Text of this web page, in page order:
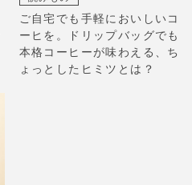
ご自宅でも手軽においしいコ
ーヒを。ドリップバッグでも
本格コーヒーが味わえる、ち
ょっとしたヒミツとは？